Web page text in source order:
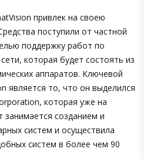
привлек на своею
поступили от частной
поддержку работ по
которая будет состоять из
аппаратов. Ключевой
является то, что он выделился
которая уже на
созданием и
систем и осуществила
систем в более чем 90